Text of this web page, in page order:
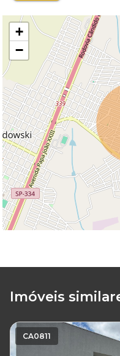
+
−
Imóveis
CA0811